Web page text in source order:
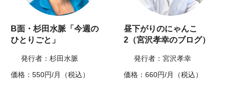
B面・杉田水脈「今週の
ひとりごと」
発行者：杉田水脈
価格：550円/月（税込）
昼下がりのにゃんこ
2（宮沢孝幸のブログ）
発行者：宮沢孝幸
価格：660円/月（税込）